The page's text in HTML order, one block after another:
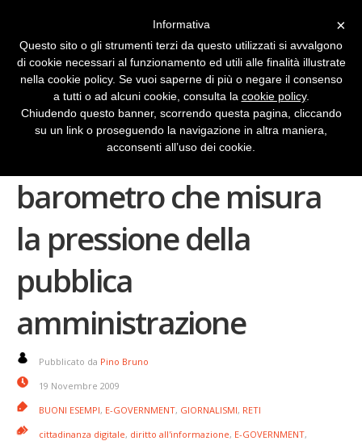
Quello strano
barometro che misura
la pressione della
pubblica
amministrazione
Pubblicato da Pino Bruno
19 Novembre 2009
BUONI ESEMPI, E-GOVERNMENT, GIORNALISMI, RETI
cittadinanza digitale, diritto all'informazione, E-GOVERNMENT,
×
Informativa
Questo sito o gli strumenti terzi da questo utilizzati si avvalgono
di cookie necessari al funzionamento ed utili alle finalità illustrate
nella cookie policy. Se vuoi saperne di più o negare il consenso
a tutti o ad alcuni cookie, consulta la cookie policy.
Chiudendo questo banner, scorrendo questa pagina, cliccando
su un link o proseguendo la navigazione in altra maniera,
acconsenti all’uso dei cookie.